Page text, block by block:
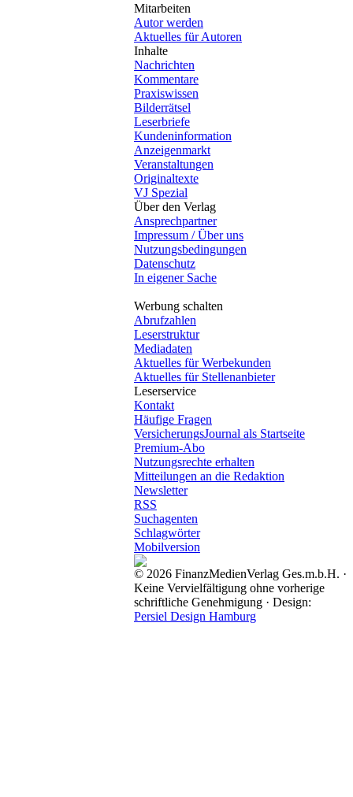
Mitarbeiten
Autor werden
Aktuelles für Autoren
Inhalte
Nachrichten
Kommentare
Praxiswissen
Bilderrätsel
Leserbriefe
Kundeninformation
Anzeigenmarkt
Veranstaltungen
Originaltexte
VJ Spezial
Über den Verlag
Ansprechpartner
Impressum / Über uns
Nutzungsbedingungen
Datenschutz
In eigener Sache
Werbung schalten
Abrufzahlen
Leserstruktur
Mediadaten
Aktuelles für Werbekunden
Aktuelles für Stellenanbieter
Leserservice
Kontakt
Häufige Fragen
VersicherungsJournal als Startseite
Premium-Abo
Nutzungsrechte erhalten
Mitteilungen an die Redaktion
Newsletter
RSS
Suchagenten
Schlagwörter
Mobilversion
© 2026 FinanzMedienVerlag Ges.m.b.H. ·
Keine Vervielfältigung ohne vorherige
schriftliche Genehmigung · Design:
Persiel Design Hamburg